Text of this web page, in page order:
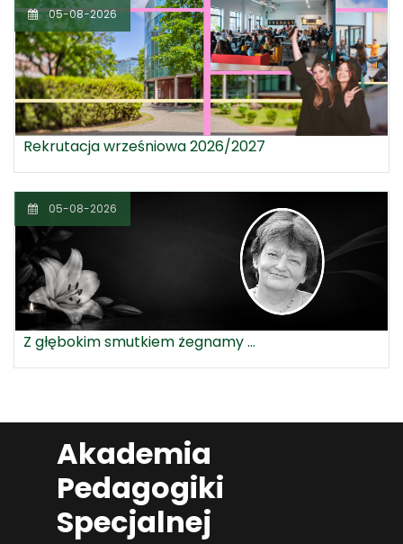
05-08-2026
Rekrutacja wrześniowa 2026/2027
05-08-2026
Z głębokim smutkiem żegnamy ...
Akademia
Pedagogiki
Specjalnej